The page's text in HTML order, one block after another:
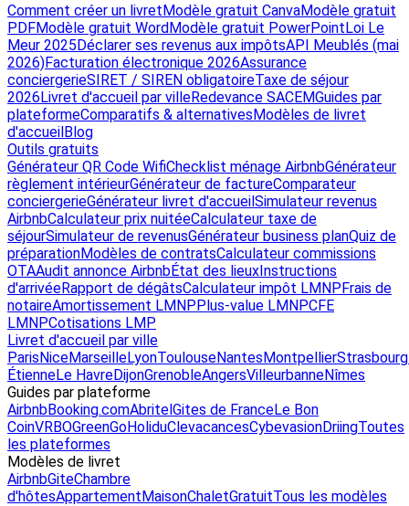
Comment créer un livretModèle gratuit CanvaModèle gratuit
PDFModèle gratuit WordModèle gratuit PowerPointLoi Le
Meur 2025Déclarer ses revenus aux impôtsAPI Meublés (mai
2026)Facturation électronique 2026Assurance
conciergerieSIRET / SIREN obligatoireTaxe de séjour
2026Livret d'accueil par villeRedevance SACEMGuides par
plateformeComparatifs & alternativesModèles de livret
d'accueilBlog
Outils gratuits
Générateur QR Code WifiChecklist ménage AirbnbGénérateur
règlement intérieurGénérateur de factureComparateur
conciergerieGénérateur livret d'accueilSimulateur revenus
AirbnbCalculateur prix nuitéeCalculateur taxe de
séjourSimulateur de revenusGénérateur business planQuiz de
préparationModèles de contratsCalculateur commissions
OTAAudit annonce AirbnbÉtat des lieuxInstructions
d'arrivéeRapport de dégâtsCalculateur impôt LMNPFrais de
notaireAmortissement LMNPPlus-value LMNPCFE
LMNPCotisations LMP
Livret d'accueil par ville
ParisNiceMarseilleLyonToulouseNantesMontpellierStrasbourg
ÉtienneLe HavreDijonGrenobleAngersVilleurbanneNîmes
Guides par plateforme
AirbnbBooking.comAbritelGites de FranceLe Bon
CoinVRBOGreenGoHoliduClevacancesCybevasionDriingToutes
les plateformes
Modèles de livret
AirbnbGiteChambre
d'hôtesAppartementMaisonChaletGratuitTous les modèles